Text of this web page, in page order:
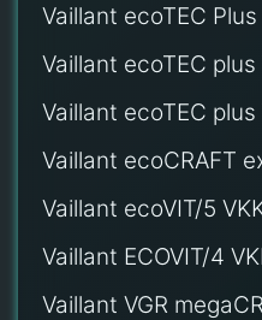
Vaillant ecoTEC Plus
Vaillant ecoTEC plus
Vaillant ecoTEC plus
Vaillant ecoCRAFT
Vaillant ecoVIT/5
Vaillant ECOVIT/4
Vaillant VGR